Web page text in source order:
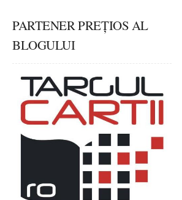
PARTENER PREȚIOS AL
BLOGULUI